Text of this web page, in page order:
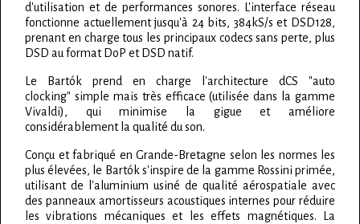
d'utilisation et de performances sonores. L'interface réseau
fonctionne actuellement jusqu'à 24 bits, 384kS/s et DSD128,
prenant en charge tous les principaux codecs sans perte, plus
DSD au format DoP et DSD natif.
Le Bartók prend en charge l'architecture dCS "auto
clocking" simple mais très efficace (utilisée dans la gamme
Vivaldi), qui minimise la gigue et améliore
considérablement la qualité du son.
Conçu et fabriqué en Grande-Bretagne selon les normes les
plus élevées, le Bartók s'inspire de la gamme Rossini primée,
utilisant de l'aluminium usiné de qualité aérospatiale avec
des panneaux amortisseurs acoustiques internes pour réduire
les vibrations mécaniques et les effets magnétiques. La